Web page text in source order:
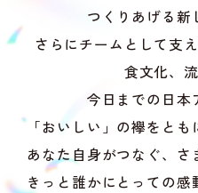
つくりあげる新
さらにチームとして支
食文化、
今日までの日本
「おいしい」の襷をと
あなた自身がつなぐ、さ
きっと誰かにとっての感